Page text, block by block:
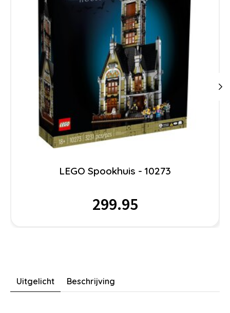
LEGO Spookhuis - 10273
299.95
Uitgelicht Beschrijving